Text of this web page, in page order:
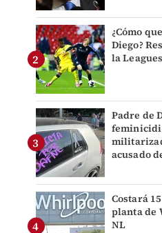
¿Cómo
Diego?
la
Padre de
acusado
Costará
planta de
NL